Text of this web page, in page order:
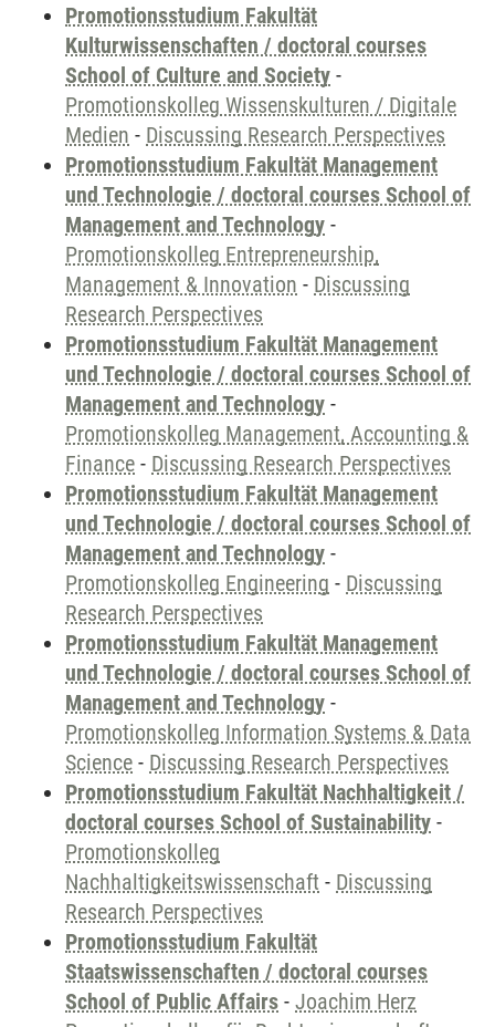
Promotionsstudium Fakultät
Kulturwissenschaften / doctoral courses
School of Culture and Society -
Promotionskolleg Wissenskulturen / Digitale
Medien - Discussing Research Perspectives
Promotionsstudium Fakultät Management
und Technologie / doctoral courses School of
Management and Technology -
Promotionskolleg Entrepreneurship,
Management & Innovation - Discussing
Research Perspectives
Promotionsstudium Fakultät Management
und Technologie / doctoral courses School of
Management and Technology -
Promotionskolleg Management, Accounting &
Finance - Discussing Research Perspectives
Promotionsstudium Fakultät Management
und Technologie / doctoral courses School of
Management and Technology -
Promotionskolleg Engineering - Discussing
Research Perspectives
Promotionsstudium Fakultät Management
und Technologie / doctoral courses School of
Management and Technology -
Promotionskolleg Information Systems & Data
Science - Discussing Research Perspectives
Promotionsstudium Fakultät Nachhaltigkeit /
doctoral courses School of Sustainability -
Promotionskolleg
Nachhaltigkeitswissenschaft - Discussing
Research Perspectives
Promotionsstudium Fakultät
Staatswissenschaften / doctoral courses
School of Public Affairs - Joachim Herz